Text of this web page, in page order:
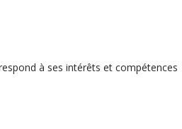
à ses intérêts et compétences